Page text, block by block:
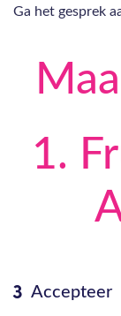
Ga het gesprek
1.
Accepteer